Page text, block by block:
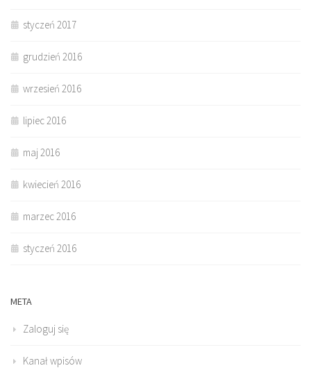
styczeń 2017
grudzień 2016
wrzesień 2016
lipiec 2016
maj 2016
kwiecień 2016
marzec 2016
styczeń 2016
META
Zaloguj się
Kanał wpisów